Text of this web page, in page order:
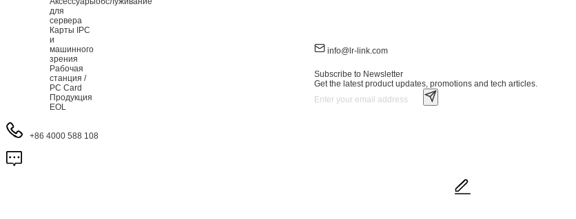
для
сервера
Карты IPC
и
машинного
зрения
Рабочая
станция /
PC Card
Продукция
EOL
info@lr-link.com
Subscribe to Newsletter
Get the latest product updates, promotions and tech articles.
+86 4000 588 108